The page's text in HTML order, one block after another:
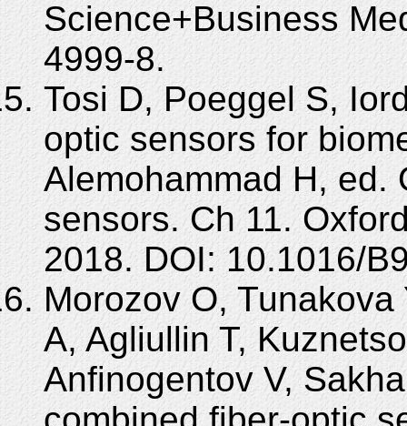
Science+Business
4999-8.
Tosi D, Poeggel S,
optic sensors for
Alemohammad H, ed.
sensors. Ch 11.
2018. DOI: 10.1016/
Morozov O,
A, Agliullin T,
Anfinogentov V,